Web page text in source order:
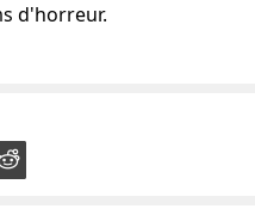
d'horreur.